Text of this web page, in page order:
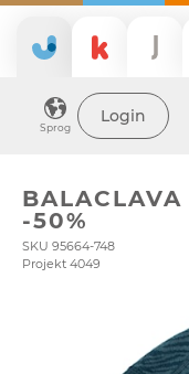
Sprog
Login
-50%
SKU 95664-748
Projekt 4049